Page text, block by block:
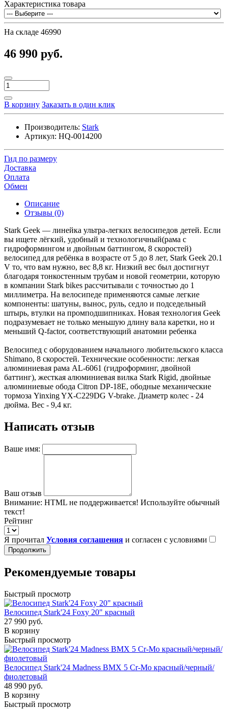
Характеристика товара
На складе 46990
46 990 руб.
В корзину Заказать в один клик
Производитель: Stark
Артикул: HQ-0014200
Гид по размеру
Доставка
Оплата
Обмен
Описание
Отзывы (0)
Stark Geek — линейка ультра-легких велосипедов детей. Если
вы ищете лёгкий, удобный и технологичный(рама с
гидроформингом и двойным баттингом, 8 скоростей)
велосипед для ребёнка в возрасте от 5 до 8 лет, Stark Geek 20.1
V то, что вам нужно, вес 8,8 кг. Низкий вес был достигнут
благодаря тонкостенным трубам и новой геометрии, которую
в компании Stark bikes рассчитывали с точностью до 1
миллиметра. На велосипеде применяются самые легкие
компоненты: шатуны, вынос, руль, седло и подседельный
штырь, втулки на промподшипниках. Новая технология Geek
подразумевает не только меньшую длину вала каретки, но и
меньший Q-factor, соответствующий анатомии ребенка
Велосипед с оборудованием начального любительского класса
Shimano, 8 скоростей. Технические особенности: легкая
алюминиевая рама AL-6061 (гидроформинг, двойной
баттинг), жесткая алюминиевая вилка Stark Rigid, двойные
алюминиевые обода Citron DP-18E, ободные механические
тормоза Yinxing YX-C229DG V-brake. Диаметр колес - 24
дюйма. Вес - 9,4 кг.
Написать отзыв
Ваше имя:
Ваш отзыв
Внимание: HTML не поддерживается! Используйте обычный
текст!
Рейтинг
Я прочитал Условия соглашения и согласен с условиями
Продолжить
Рекомендуемые товары
Быстрый просмотр
Велосипед Stark'24 Foxy 20" красный
27 990 руб.
В корзину
Быстрый просмотр
Велосипед Stark'24 Madness BMX 5 Cr-Mo красный/черный/
фиолетовый
48 990 руб.
В корзину
Быстрый просмотр